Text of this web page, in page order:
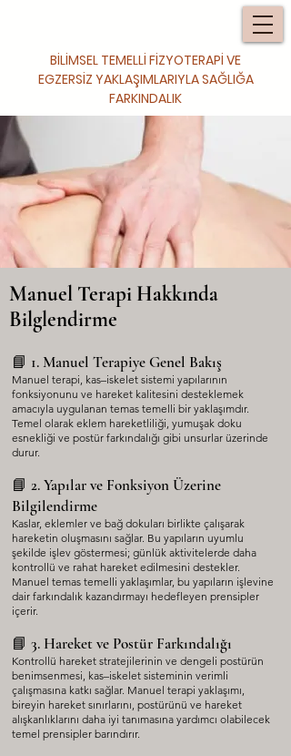
BİLİMSEL TEMELLİ FİZYOTERAPİ VE
EGZERSİZ YAKLAŞIMLARIYLA SAĞLIĞA
FARKINDALIK
Manuel Terapi Hakkında
Bilglendirme
📘 1. Manuel Terapiye Genel Bakış
Manuel terapi, kas–iskelet sistemi yapılarının
fonksiyonunu ve hareket kalitesini desteklemek
amacıyla uygulanan temas temelli bir yaklaşımdır.
Temel olarak eklem hareketliliği, yumuşak doku
esnekliği ve postür farkındalığı gibi unsurlar üzerinde
durur.
📘 2. Yapılar ve Fonksiyon Üzerine
Bilgilendirme
Kaslar, eklemler ve bağ dokuları birlikte çalışarak
hareketin oluşmasını sağlar. Bu yapıların uyumlu
şekilde işlev göstermesi; günlük aktivitelerde daha
kontrollü ve rahat hareket edilmesini destekler.
Manuel temas temelli yaklaşımlar, bu yapıların işlevine
dair farkındalık kazandırmayı hedefleyen prensipler
içerir.
📘 3. Hareket ve Postür Farkındalığı
Kontrollü hareket stratejilerinin ve dengeli postürün
benimsenmesi, kas–iskelet sisteminin verimli
çalışmasına katkı sağlar. Manuel terapi yaklaşımı,
bireyin hareket sınırlarını, postürünü ve hareket
alışkanlıklarını daha iyi tanımasına yardımcı olabilecek
temel prensipler barındırır.